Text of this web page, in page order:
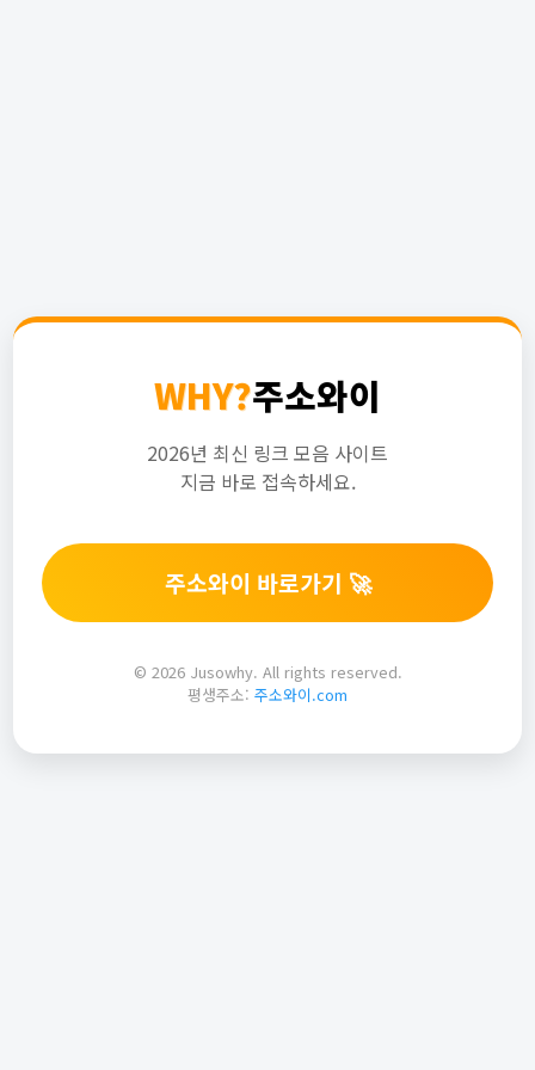
WHY?주소와이
2026년 최신 링크 모음 사이트
지금 바로 접속하세요.
주소와이 바로가기 🚀
© 2026 Jusowhy. All rights reserved.
평생주소: 주소와이.com